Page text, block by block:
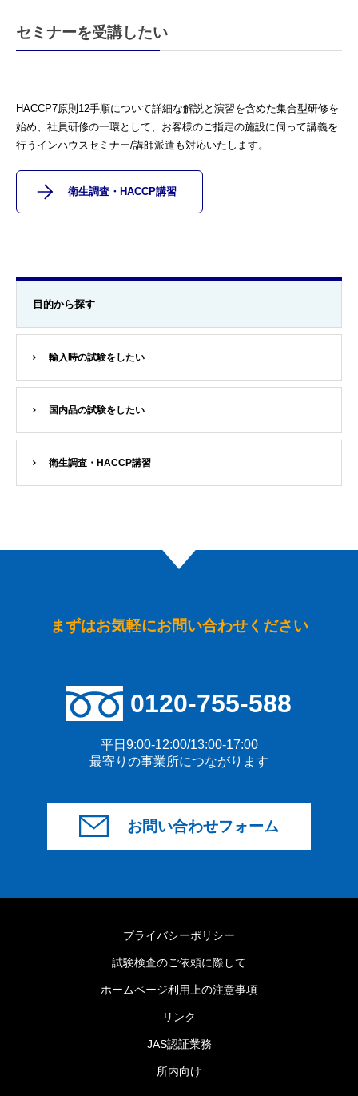
セミナーを受講したい
HACCP7原則12手順について詳細な解説と演習を含めた集合型研修を
始め、社員研修の一環として、お客様のご指定の施設に伺って講義を
行うインハウスセミナー/講師派遣も対応いたします。
衛生調査・HACCP講習
目的から探す
輸入時の試験をしたい
国内品の試験をしたい
衛生調査・HACCP講習
まずはお気軽にお問い合わせください
0120-755-588
平日9:00-12:00/13:00-17:00
最寄りの事業所につながります
お問い合わせフォーム
プライバシーポリシー
試験検査のご依頼に際して
ホームページ利用上の注意事項
リンク
JAS認証業務
所内向け